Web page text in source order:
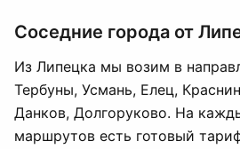
Соседние города от
Из Липецка мы возим в
Тербуны, Усмань, Елец,
Данков, Долгоруково. На
маршрутов есть готовый